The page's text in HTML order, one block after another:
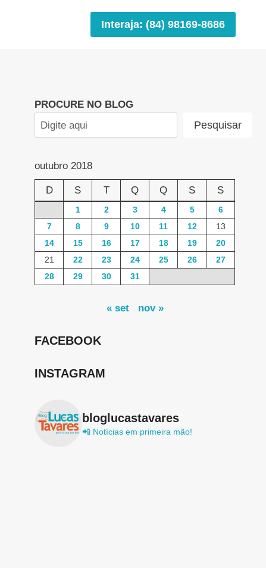
Interaja: (84) 98169-8686
PROCURE NO BLOG
Pesquisar
outubro 2018
D S T Q Q S S
1 2 3 4 5
6
7
8 9 10 11 12
13
14
15 16 17 18 19
20
21
22 23 24 25 26
27
28
29 30 31
« set nov »
FACEBOOK
INSTAGRAM
bloglucastavares
📲 Notícias em primeira mão!